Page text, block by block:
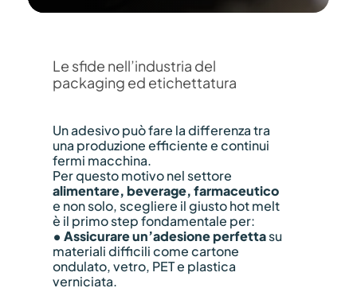
Le sfide nell’industria del
packaging ed etichettatura
Un adesivo può fare la differenza tra
una produzione efficiente e continui
fermi macchina.
Per questo motivo nel settore
alimentare, beverage, farmaceutico
e non solo, scegliere il giusto hot melt
è il primo step fondamentale per:
• Assicurare un’adesione perfettasu
materiali difficili come cartone
ondulato, vetro, PET e plastica
verniciata.